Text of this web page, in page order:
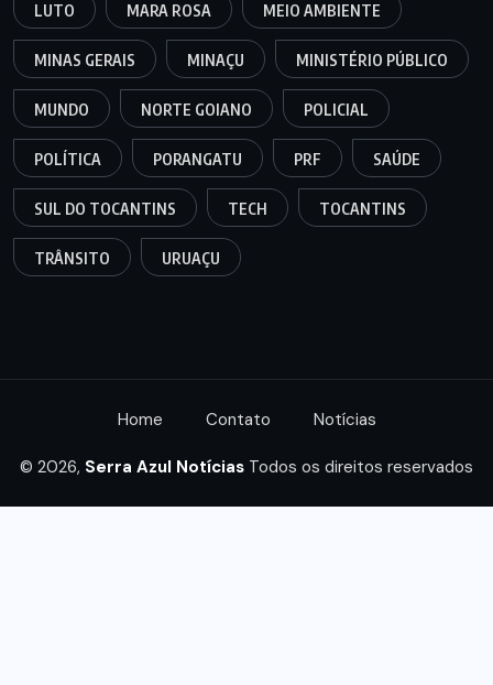
LUTO MARA ROSA MEIO AMBIENTE
MINAS GERAIS MINAÇU MINISTÉRIO PÚBLICO
MUNDO NORTE GOIANO POLICIAL
POLÍTICA PORANGATU PRF SAÚDE
SUL DO TOCANTINS TECH TOCANTINS
TRÂNSITO URUAÇU
Home Contato Notícias
© 2026, Serra Azul Notícias Todos os direitos reservados